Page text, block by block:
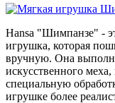
Hansa "Шимпанзе" -
игрушка, которая
вручную. Она
искусственного
специальную
игрушке более